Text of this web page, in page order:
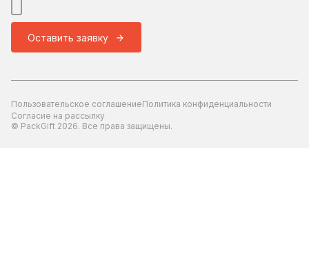
Оставить заявку
Пользовательское соглашениеПолитика конфиденциальности
Согласие на рассылку
© PackGift 2026. Все права защищены.